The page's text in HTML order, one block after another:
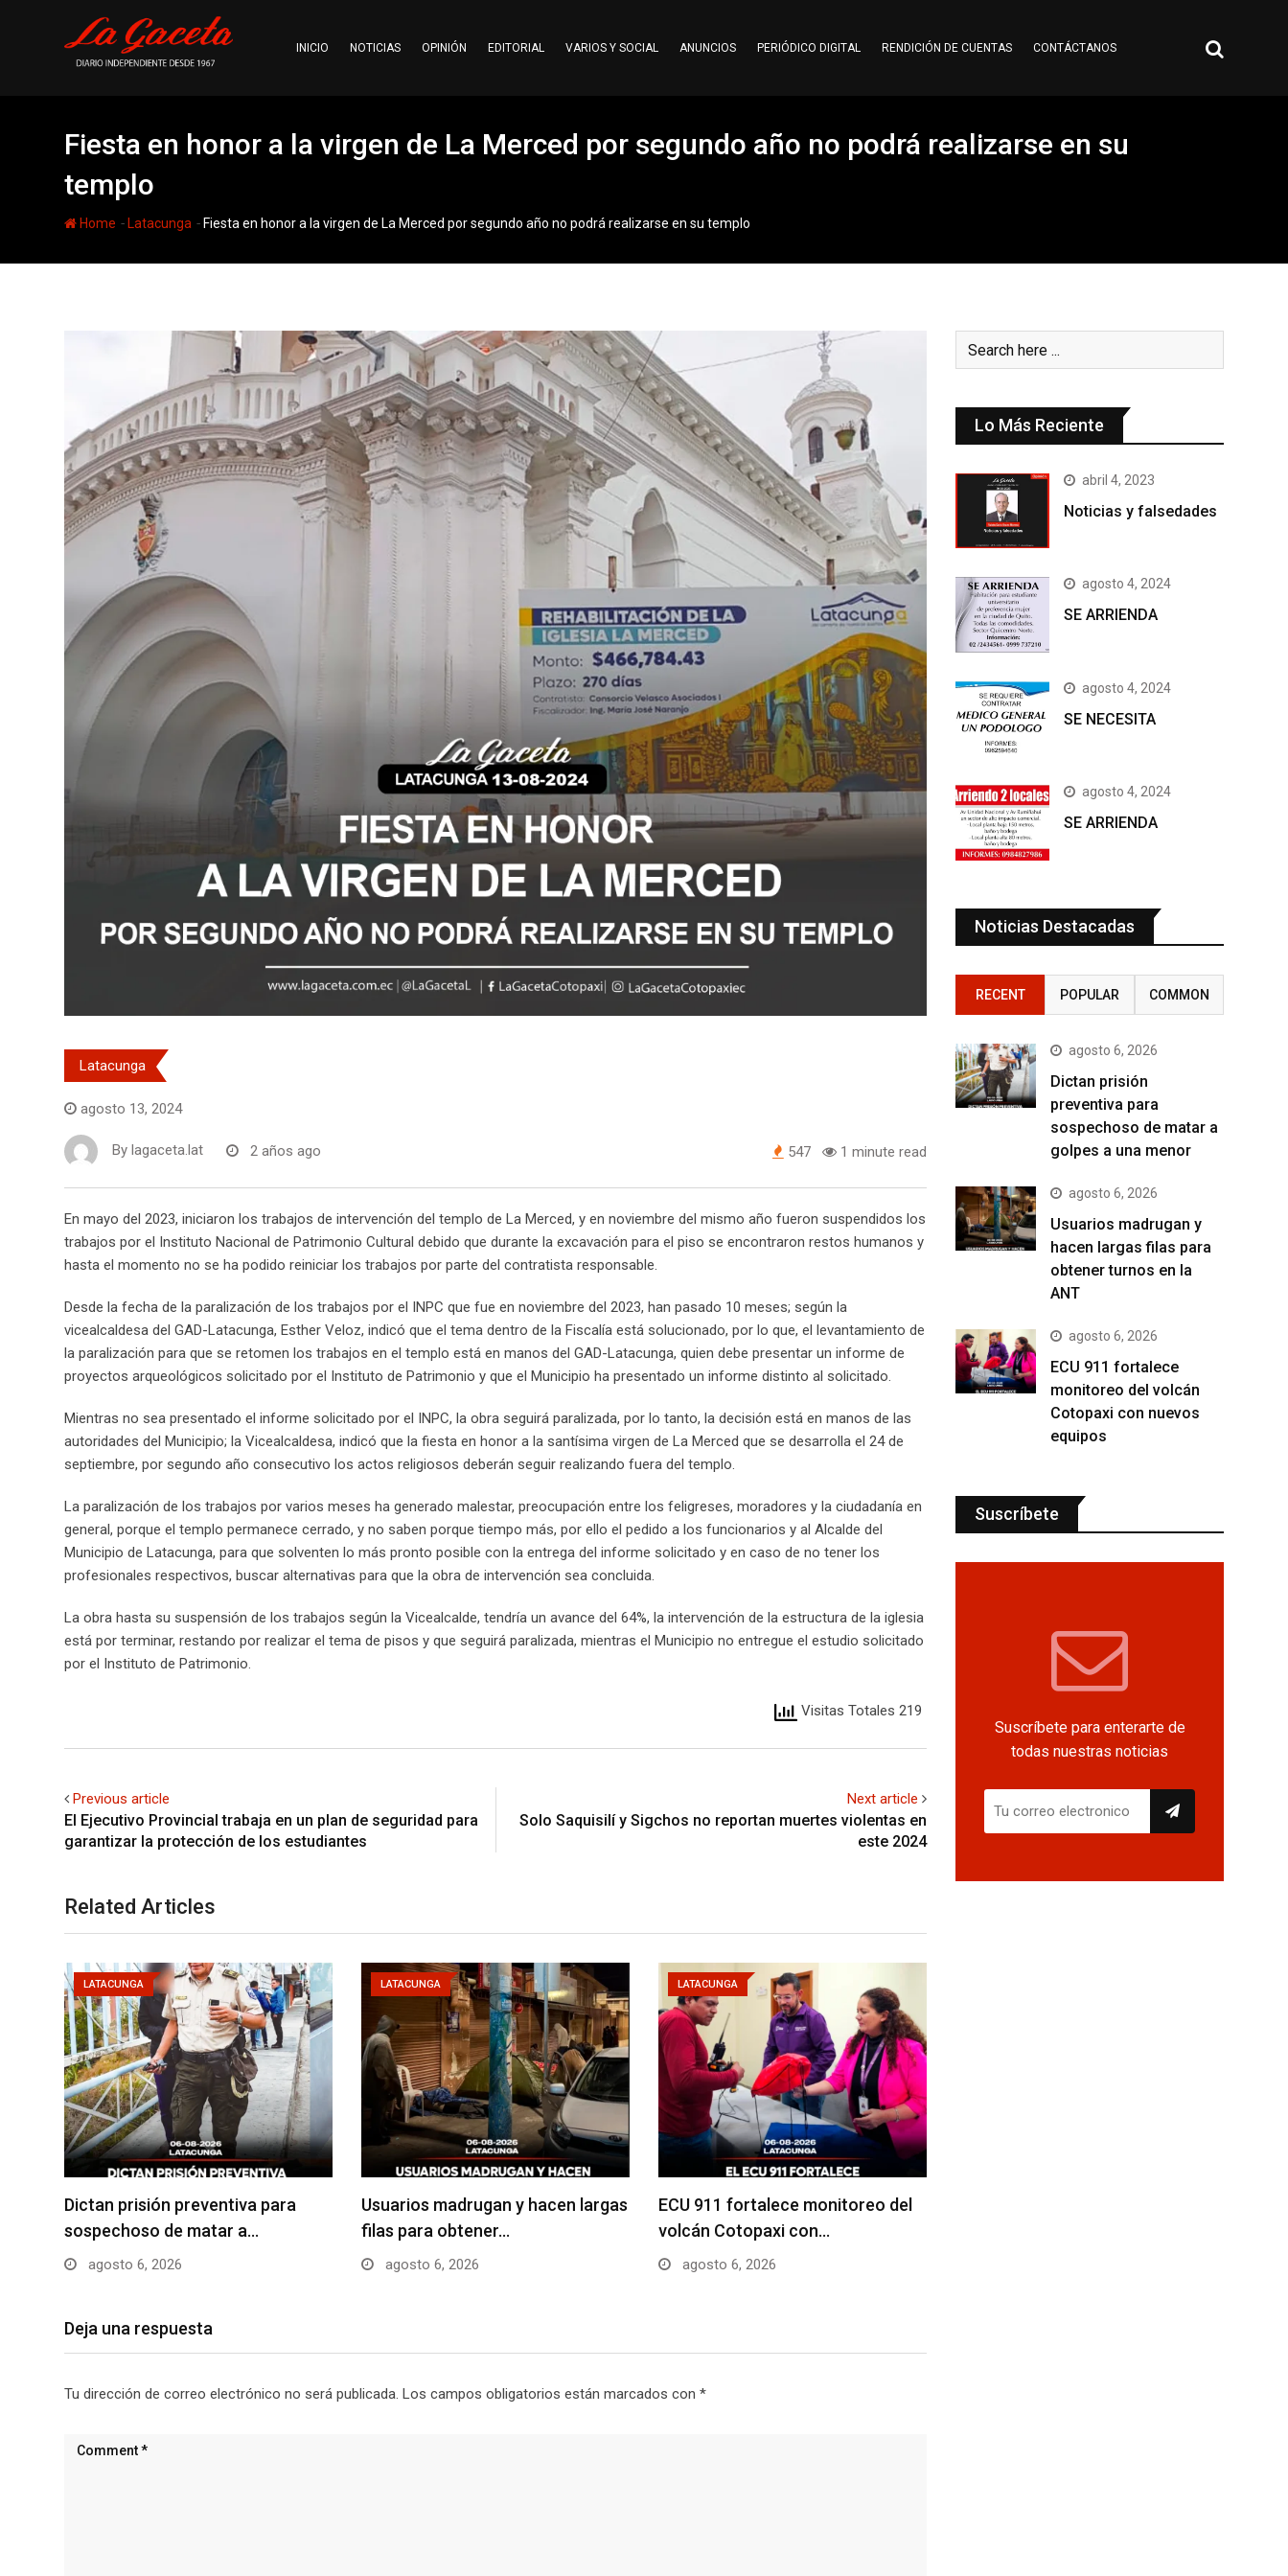
INICIO NOTICIAS OPINIÓN EDITORIAL VARIOS Y SOCIAL ANUNCIOS PERIÓDICO DIGITAL RENDICIÓN DE CUENTAS CONTÁCTANOS
Fiesta en honor a la virgen de La Merced por segundo año no podrá realizarse en su
templo
Home - Latacunga - Fiesta en honor a la virgen de La Merced por segundo año no podrá realizarse en su templo
Latacunga
agosto 13, 2024
By lagaceta.lat 2 años ago 547 1 minute read
En mayo del 2023, iniciaron los trabajos de intervención del templo de La Merced, y en noviembre del mismo año fueron suspendidos los
trabajos por el Instituto Nacional de Patrimonio Cultural debido que durante la excavación para el piso se encontraron restos humanos y
hasta el momento no se ha podido reiniciar los trabajos por parte del contratista responsable.
Desde la fecha de la paralización de los trabajos por el INPC que fue en noviembre del 2023, han pasado 10 meses; según la
vicealcaldesa del GAD-Latacunga, Esther Veloz, indicó que el tema dentro de la Fiscalía está solucionado, por lo que, el levantamiento de
la paralización para que se retomen los trabajos en el templo está en manos del GAD-Latacunga, quien debe presentar un informe de
proyectos arqueológicos solicitado por el Instituto de Patrimonio y que el Municipio ha presentado un informe distinto al solicitado.
Mientras no sea presentado el informe solicitado por el INPC, la obra seguirá paralizada, por lo tanto, la decisión está en manos de las
autoridades del Municipio; la Vicealcaldesa, indicó que la fiesta en honor a la santísima virgen de La Merced que se desarrolla el 24 de
septiembre, por segundo año consecutivo los actos religiosos deberán seguir realizando fuera del templo.
La paralización de los trabajos por varios meses ha generado malestar, preocupación entre los feligreses, moradores y la ciudadanía en
general, porque el templo permanece cerrado, y no saben porque tiempo más, por ello el pedido a los funcionarios y al Alcalde del
Municipio de Latacunga, para que solventen lo más pronto posible con la entrega del informe solicitado y en caso de no tener los
profesionales respectivos, buscar alternativas para que la obra de intervención sea concluida.
La obra hasta su suspensión de los trabajos según la Vicealcalde, tendría un avance del 64%, la intervención de la estructura de la iglesia
está por terminar, restando por realizar el tema de pisos y que seguirá paralizada, mientras el Municipio no entregue el estudio solicitado
por el Instituto de Patrimonio.
Visitas Totales 219
Previous article
El Ejecutivo Provincial trabaja en un plan de seguridad para
garantizar la protección de los estudiantes
Next article
Solo Saquisilí y Sigchos no reportan muertes violentas en
este 2024
Related Articles
LATACUNGA
Dictan prisión preventiva para
sospechoso de matar a…
agosto 6, 2026
LATACUNGA
Usuarios madrugan y hacen largas
filas para obtener…
agosto 6, 2026
LATACUNGA
ECU 911 fortalece monitoreo del
volcán Cotopaxi con…
agosto 6, 2026
Deja una respuesta
Tu dirección de correo electrónico no será publicada. Los campos obligatorios están marcados con *
Lo Más Reciente
abril 4, 2023
Noticias y falsedades
agosto 4, 2024
SE ARRIENDA
agosto 4, 2024
SE NECESITA
agosto 4, 2024
SE ARRIENDA
Noticias Destacadas
RECENT POPULAR COMMON
agosto 6, 2026
Dictan prisión
preventiva para
sospechoso de matar a
golpes a una menor
agosto 6, 2026
Usuarios madrugan y
hacen largas filas para
obtener turnos en la
ANT
agosto 6, 2026
ECU 911 fortalece
monitoreo del volcán
Cotopaxi con nuevos
equipos
Suscríbete
Suscríbete para enterarte de
todas nuestras noticias